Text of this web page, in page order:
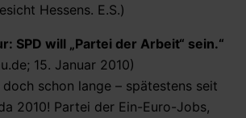
Hessens. E.S.)
SPD will „Partei der Arbeit“ sein.“
15. Januar 2010)
schon lange – spätestens seit
2010! Partei der Ein-Euro-Jobs,